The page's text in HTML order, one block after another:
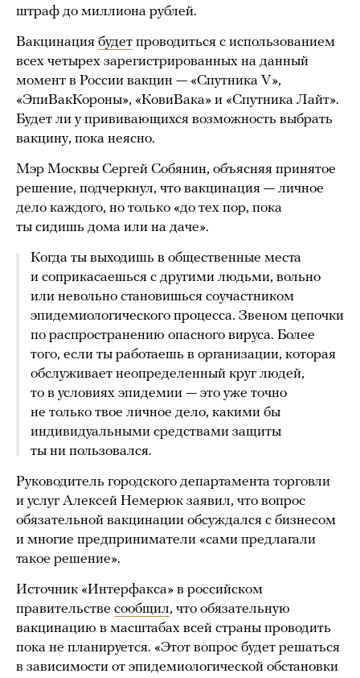
штраф до миллиона рублей.
Вакцинация будет проводиться с использованием
всех четырех зарегистрированных на данный
момент в России вакцин — «Спутника V»,
«ЭпиВакКороны», «КовиВака» и «Спутника Лайт».
Будет ли у прививающихся возможность выбрать
вакцину, пока неясно.
Мэр Москвы Сергей Собянин, объясняя принятое
решение, подчеркнул, что вакцинация — личное
дело каждого, но только «до тех пор, пока
ты сидишь дома или на даче».
Когда ты выходишь в общественные места
и соприкасаешься с другими людьми, вольно
или невольно становишься соучастником
эпидемиологического процесса. Звеном цепочки
по распространению опасного вируса. Более
того, если ты работаешь в организации, которая
обслуживает неопределенный круг людей,
то в условиях эпидемии — это уже точно
не только твое личное дело, какими бы
индивидуальными средствами защиты
ты ни пользовался.
Руководитель городского департамента торговли
и услуг Алексей Немерюк заявил, что вопрос
обязательной вакцинации обсуждался с бизнесом
и многие предприниматели «сами предлагали
такое решение».
Источник «Интерфакса» в российском
правительстве сообщил, что обязательную
вакцинацию в масштабах всей страны проводить
пока не планируется. «Этот вопрос будет решаться
в зависимости от эпидемиологической обстановки